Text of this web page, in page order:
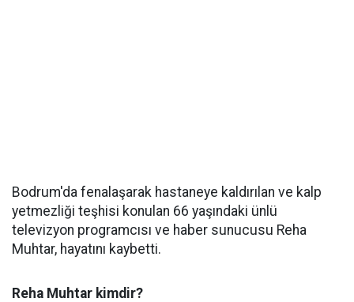
Bodrum'da fenalaşarak hastaneye kaldırılan ve kalp
yetmezliği teşhisi konulan 66 yaşındaki ünlü
televizyon programcısı ve haber sunucusu Reha
Muhtar, hayatını kaybetti.
Reha Muhtar kimdir?